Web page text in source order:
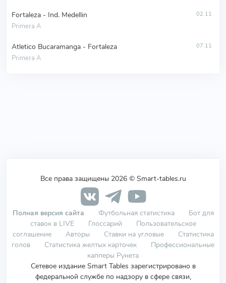
Fortaleza - Ind. Medellin
Primera A
02.11
Atletico Bucaramanga - Fortaleza
Primera A
07.11
Все права защищены 2026 © Smart-tables.ru
Полная версия сайта Футбольная статистика
Бот для
ставок в LIVE
Глоссарий
Пользовательское
соглашение
Авторы Ставки на угловые
Статистика
голов
Статистика желтых карточек
Профессиональные
капперы Рунета
Сетевое издание Smart Tables зарегистрировано в
федеральной службе по надзору в сфере связи,